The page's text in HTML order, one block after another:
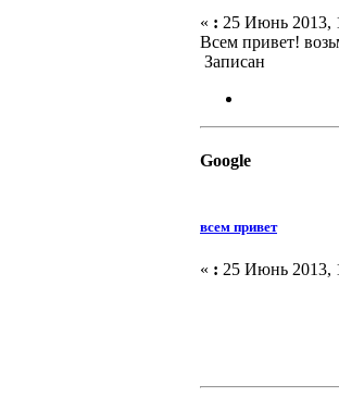
« : 25 Июнь 2013,
Всем привет!
Записан
Google
всем привет
« : 25 Июнь 2013,